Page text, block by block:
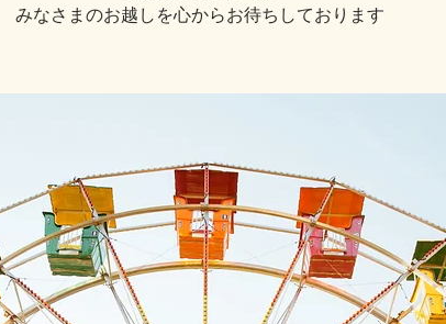
みなさまのお越しを心からお待ちしております